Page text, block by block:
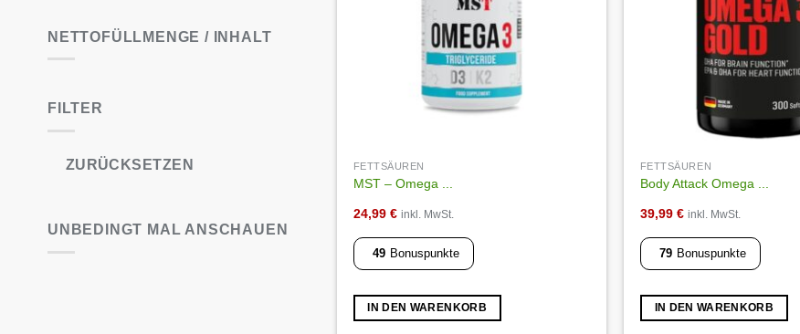
NETTOFÜLLMENGE / INHALT
FILTER
ZURÜCKSETZEN
UNBEDINGT MAL ANSCHAUEN
FETTSÄUREN
MST – Omega ...
24,99 € inkl. MwSt.
49 Bonuspunkte
IN DEN WARENKORB
FETTSÄUREN
Body Attack Omega ...
39,99 € inkl. MwSt.
79 Bonuspunkte
IN DEN WARENKORB